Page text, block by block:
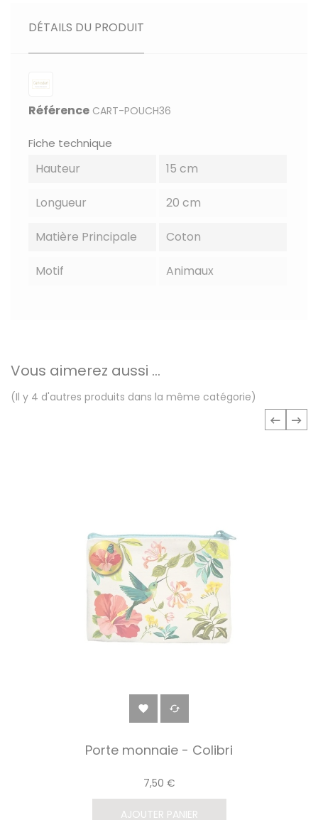
DÉTAILS DU PRODUIT
Référence CART-POUCH36
Fiche technique
Hauteur 15 cm
Longueur 20 cm
Matière Principale Coton
Motif Animaux
Vous aimerez aussi ...
(Il y 4 d'autres produits dans la même catégorie)
 
Porte monnaie - Colibri
7,50 €
AJOUTER PANIER